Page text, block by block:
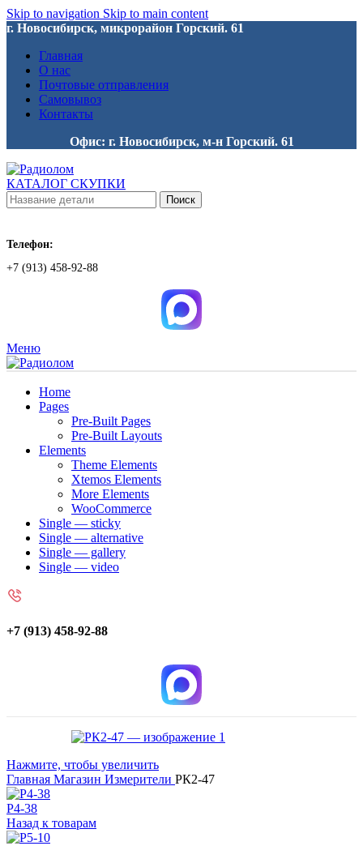
Skip to navigation Skip to main content
г. Новосибирск, микрорайон Горский. 61
Главная
О нас
Почтовые отправления
Самовывоз
Контакты
Офис: г. Новосибирск, м-н Горский. 61
КАТАЛОГ СКУПКИ
Поиск
Телефон:
+7 (913) 458-92-88
Меню
Home
Pages
Pre-Built Pages
Pre-Built Layouts
Elements
Theme Elements
Xtemos Elements
More Elements
WooCommerce
Single — sticky
Single — alternative
Single — gallery
Single — video
+7 (913) 458-92-88
Нажмите, чтобы увеличить
Главная Магазин Измерители РК2-47
Р4-38
Назад к товарам